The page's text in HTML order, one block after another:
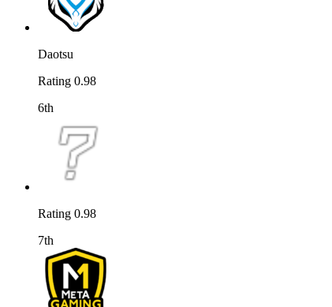
Daotsu
Rating 0.98
6th
Rating 0.98
7th